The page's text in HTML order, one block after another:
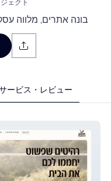
ェクト
בונה אתרים, מלווה
ービス・レビュー